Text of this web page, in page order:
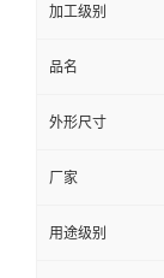
加工级别
品名
外形尺寸
厂家
用途级别